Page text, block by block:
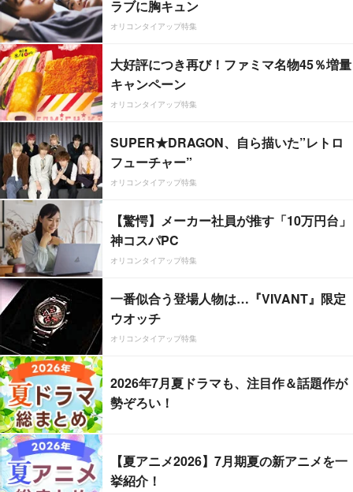
ラブに胸キュン
オリコンタイアップ特集
大好評につき再び！ファミマ名物45％増量
キャンペーン
オリコンタイアップ特集
SUPER★DRAGON、自ら描いた”レトロ
フューチャー”
オリコンタイアップ特集
【驚愕】メーカー社員が推す「10万円台」
神コスパPC
オリコンタイアップ特集
一番似合う登場人物は…『VIVANT』限定
ウオッチ
オリコンタイアップ特集
2026年7月夏ドラマも、注目作＆話題作が
勢ぞろい！
【夏アニメ2026】7月期夏の新アニメを一
挙紹介！